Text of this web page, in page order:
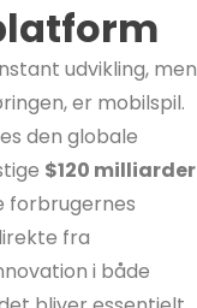
udvikling, men
er mobilspil.
den globale
$120 milliarder
forbrugernes
fra
i både